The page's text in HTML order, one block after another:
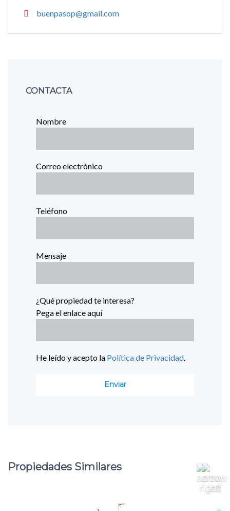
buenpasop@gmail.com
CONTACTA
Nombre
Correo electrónico
Teléfono
Mensaje
¿Qué propiedad te interesa?
Pega el enlace aquí
He leído y acepto la Política de Privacidad
Propiedades Similares